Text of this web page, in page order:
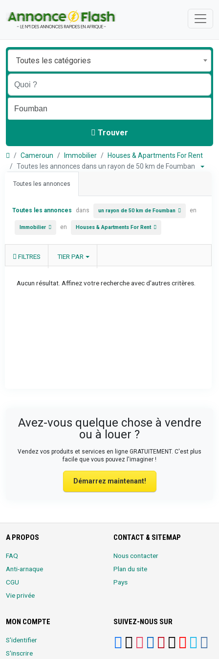
Toutes les catégories
Trouver
Cameroun Immobilier
Houses & Apartments For Rent
Toutes les annonces dans un rayon de 50 km de Foumban
Toutes les annonces
Toutes les annonces dans un rayon de 50 km de Foumban en
Immobilier en Houses & Apartments For Rent
FILTRES TIER PAR
Aucun résultat. Affinez votre recherche avec d'autres critères.
Avez-vous quelque chose à vendre
ou à louer ?
Vendez vos produits et services en ligne GRATUITEMENT. C'est plus
facile que vous pouvez l'imaginer !
Démarrez maintenant!
A PROPOS
FAQ
Anti-arnaque
CGU
Vie privée
CONTACT & SITEMAP
Nous contacter
Plan du site
Pays
MON COMPTE
S'identifier
S'inscrire
SUIVEZ-NOUS SUR